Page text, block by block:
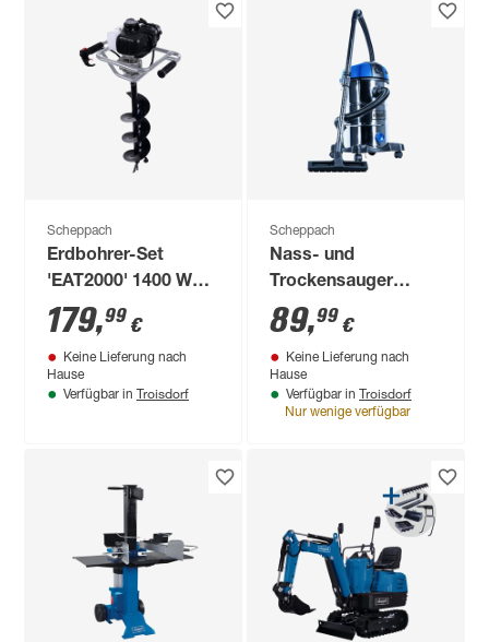
Scheppach
Erdbohrer-Set
'EAT2000' 1400 W
Benzin inklusive 3
Bohrer
179,99 €
Keine Lieferung nach
Hause
Verfügbar in Troisdorf
Scheppach
Nass- und
Trockensauger
'NTS30 Premium'
silber/blau 30 l, 1300
W
89,99 €
Keine Lieferung nach
Hause
Verfügbar in Troisdorf
Nur wenige verfügbar